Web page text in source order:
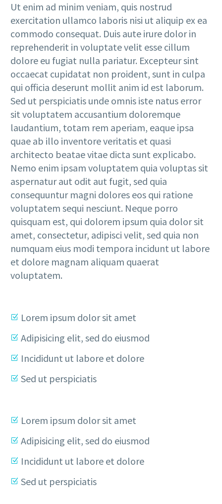
Ut enim ad minim veniam, quis nostrud
exercitation ullamco laboris nisi ut aliquip ex ea
commodo consequat. Duis aute irure dolor in
reprehenderit in voluptate velit esse cillum
dolore eu fugiat nulla pariatur. Excepteur sint
occaecat cupidatat non proident, sunt in culpa
qui officia deserunt mollit anim id est laborum.
Sed ut perspiciatis unde omnis iste natus error
sit voluptatem accusantium doloremque
laudantium, totam rem aperiam, eaque ipsa
quae ab illo inventore veritatis et quasi
architecto beatae vitae dicta sunt explicabo.
Nemo enim ipsam voluptatem quia voluptas sit
aspernatur aut odit aut fugit, sed quia
consequuntur magni dolores eos qui ratione
voluptatem sequi nesciunt. Neque porro
quisquam est, qui dolorem ipsum quia dolor sit
amet, consectetur, adipisci velit, sed quia non
numquam eius modi tempora incidunt ut labore
et dolore magnam aliquam quaerat
voluptatem.
Lorem ipsum dolor sit amet
Adipisicing elit, sed do eiusmod
Incididunt ut labore et dolore
Sed ut perspiciatis
Lorem ipsum dolor sit amet
Adipisicing elit, sed do eiusmod
Incididunt ut labore et dolore
Sed ut perspiciatis